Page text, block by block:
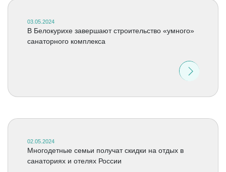
03.05.2024
В Белокурихе завершают строительство «умного»
санаторного комплекса
02.05.2024
Многодетные семьи получат скидки на отдых в
санаториях и отелях России